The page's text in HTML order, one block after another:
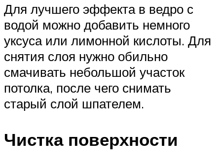
Для лучшего эффекта в ведро с
водой можно добавить немного
уксуса или лимонной кислоты. Для
снятия слоя нужно обильно
смачивать небольшой участок
потолка, после чего снимать
старый слой шпателем.
Чистка поверхности